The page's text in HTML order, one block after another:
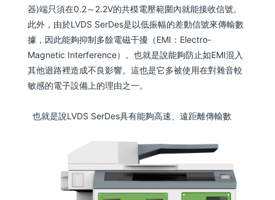
器)端只須在0.2～2.2V的共模電壓範圍內就能接收信號。
此外，由於LVDS SerDes是以低振幅的差動信號來傳輸數
據，因此能夠抑制多餘電磁干擾（EMI：Electro-
Magnetic Interference）。也就是說能夠防止如EMI混入
其他迴路裡造成不良影響。這也是它多被使用在對雜音較
敏感的電子設備上的理由之一。
也就是說LVDS SerDes具有能夠高速、遠距離傳輸數